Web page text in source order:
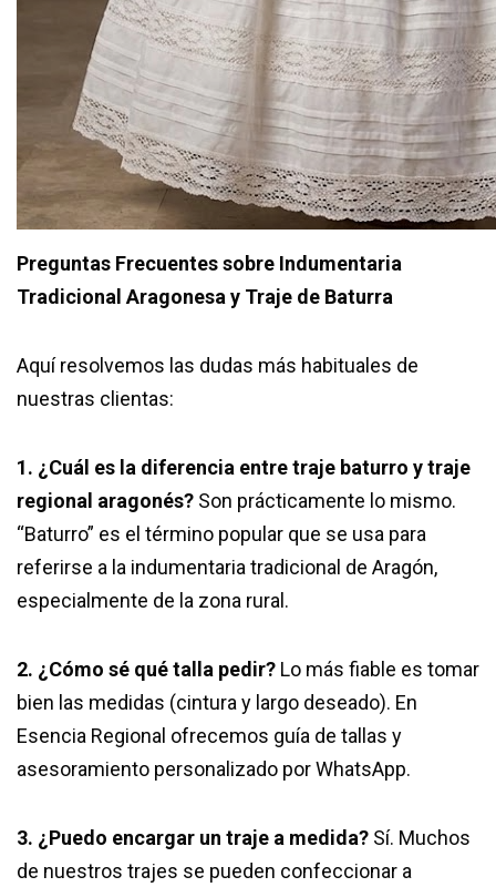
Preguntas Frecuentes sobre Indumentaria
Tradicional Aragonesa y Traje de Baturra
Aquí resolvemos las dudas más habituales de
nuestras clientas:
1. ¿Cuál es la diferencia entre traje baturro y traje
regional aragonés? Son prácticamente lo mismo.
“Baturro” es el término popular que se usa para
referirse a la indumentaria tradicional de Aragón,
especialmente de la zona rural.
2. ¿Cómo sé qué talla pedir? Lo más fiable es tomar
bien las medidas (cintura y largo deseado). En
Esencia Regional ofrecemos guía de tallas y
asesoramiento personalizado por WhatsApp.
3. ¿Puedo encargar un traje a medida? Sí. Muchos
de nuestros trajes se pueden confeccionar a